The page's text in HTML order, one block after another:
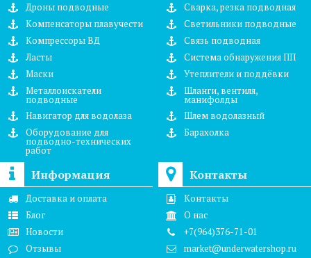
Дроны подводные
Компенсаторы плавучести
Компрессоры ВД
Ласты
Маски
Металлоискатели
подводные
Навигатор для водолаза
Оборудование для
подводно-технических
работ
Сварка, резка подводная
Светильники подводные
Связь подводная
Система обнаружения ПП
Утеплители и поддёвки
Шланги, вентиля,
манифолды
Шлем водолазный
Барахолка
Информация
Доставка и оплата
Блог
Новости
Отзывы
Контакты
Контакты
О нас
+7(964)376-71-01
market@underwatershop.ru